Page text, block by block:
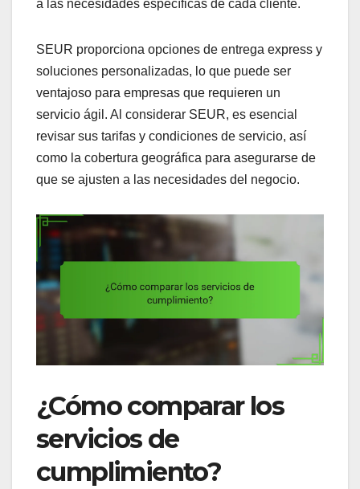
a las necesidades específicas de cada cliente.
SEUR proporciona opciones de entrega express y
soluciones personalizadas, lo que puede ser
ventajoso para empresas que requieren un
servicio ágil. Al considerar SEUR, es esencial
revisar sus tarifas y condiciones de servicio, así
como la cobertura geográfica para asegurarse de
que se ajusten a las necesidades del negocio.
¿Cómo comparar los
servicios de
cumplimiento?